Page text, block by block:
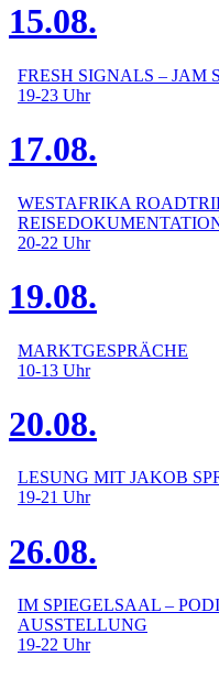
15.08.
FRESH SIGNALS – JAM
19-23 Uhr
17.08.
WESTAFRIKA
20-22 Uhr
19.08.
MARKTGESPRÄCHE
10-13 Uhr
20.08.
LESUNG MIT JAKOB
19-21 Uhr
26.08.
IM SPIEGELSAAL –
AUSSTELLUNG
19-22 Uhr